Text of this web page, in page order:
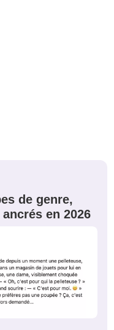
de genre,
en 2026
PSEUDO